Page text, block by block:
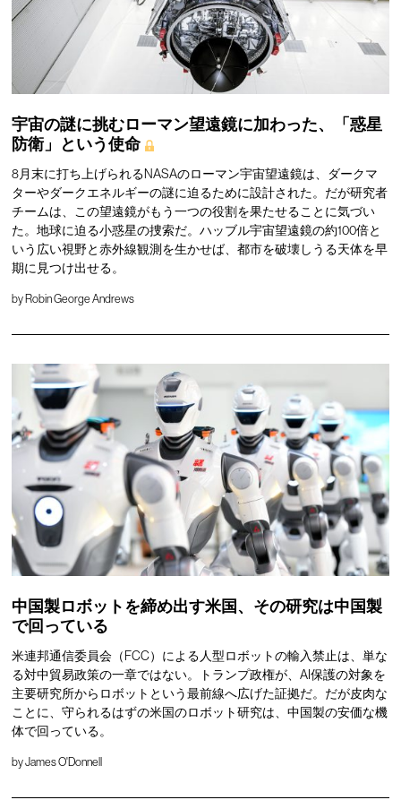
宇宙の謎に挑むローマン望遠鏡に加わった、「惑星
防衛」という使命
8月末に打ち上げられるNASAのローマン宇宙望遠鏡は、ダークマ
ターやダークエネルギーの謎に迫るために設計された。だが研究者
チームは、この望遠鏡がもう一つの役割を果たせることに気づい
た。地球に迫る小惑星の捜索だ。ハッブル宇宙望遠鏡の約100倍と
いう広い視野と赤外線観測を生かせば、都市を破壊しうる天体を早
期に見つけ出せる。
by Robin George Andrews
中国製ロボットを締め出す米国、その研究は中国製
で回っている
米連邦通信委員会（FCC）による人型ロボットの輸入禁止は、単な
る対中貿易政策の一章ではない。トランプ政権が、AI保護の対象を
主要研究所からロボットという最前線へ広げた証拠だ。だが皮肉な
ことに、守られるはずの米国のロボット研究は、中国製の安価な機
体で回っている。
byJames O'Donnell